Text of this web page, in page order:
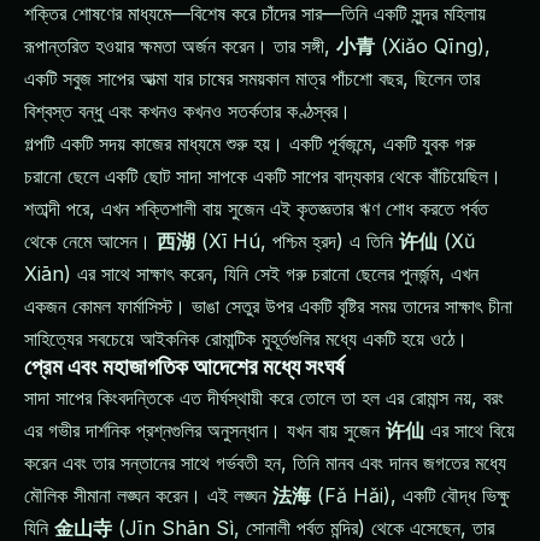
শক্তির শোষণের মাধ্যমে—বিশেষ করে চাঁদের সার—তিনি একটি সুন্দর মহিলায়
রূপান্তরিত হওয়ার ক্ষমতা অর্জন করেন। তার সঙ্গী, 小青 (Xiǎo Qīng),
একটি সবুজ সাপের আত্মা যার চাষের সময়কাল মাত্র পাঁচশো বছর, ছিলেন তার
বিশ্বস্ত বন্ধু এবং কখনও কখনও সতর্কতার কণ্ঠস্বর।
গল্পটি একটি সদয় কাজের মাধ্যমে শুরু হয়। একটি পূর্বজন্মে, একটি যুবক গরু
চরানো ছেলে একটি ছোট সাদা সাপকে একটি সাপের বাদ্যকার থেকে বাঁচিয়েছিল।
শতাব্দী পরে, এখন শক্তিশালী বায় সুজেন এই কৃতজ্ঞতার ঋণ শোধ করতে পর্বত
থেকে নেমে আসেন। 西湖 (Xī Hú, পশ্চিম হ্রদ) এ তিনি 许仙 (Xǔ
Xiān) এর সাথে সাক্ষাৎ করেন, যিনি সেই গরু চরানো ছেলের পুনর্জন্ম, এখন
একজন কোমল ফার্মাসিস্ট। ভাঙা সেতুর উপর একটি বৃষ্টির সময় তাদের সাক্ষাৎ চীনা
সাহিত্যের সবচেয়ে আইকনিক রোমান্টিক মুহূর্তগুলির মধ্যে একটি হয়ে ওঠে।
প্রেম এবং মহাজাগতিক আদেশের মধ্যে সংঘর্ষ
সাদা সাপের কিংবদন্তিকে এত দীর্ঘস্থায়ী করে তোলে তা হল এর রোমান্স নয়, বরং
এর গভীর দার্শনিক প্রশ্নগুলির অনুসন্ধান। যখন বায় সুজেন 许仙 এর সাথে বিয়ে
করেন এবং তার সন্তানের সাথে গর্ভবতী হন, তিনি মানব এবং দানব জগতের মধ্যে
মৌলিক সীমানা লঙ্ঘন করেন। এই লঙ্ঘন 法海 (Fǎ Hǎi), একটি বৌদ্ধ ভিক্ষু
যিনি 金山寺 (Jīn Shān Sì, সোনালী পর্বত মন্দির) থেকে এসেছেন, তার